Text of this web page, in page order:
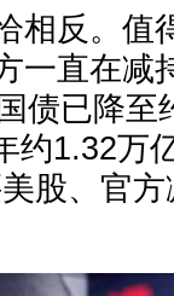
反。值得
一直在减
债已降至
约1.32万
股、官